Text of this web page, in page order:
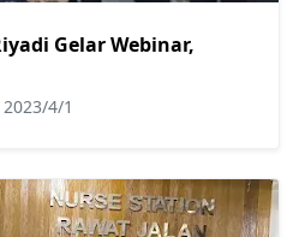
Gelar Webinar,
2023/4/1